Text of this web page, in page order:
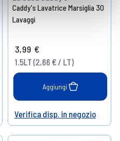
Caddy's Lavatrice Marsiglia 30
Lavaggi
3,99 €
1.5LT (2,66 € / LT)
Aggiungi
Help
Verifica disp. in negozio